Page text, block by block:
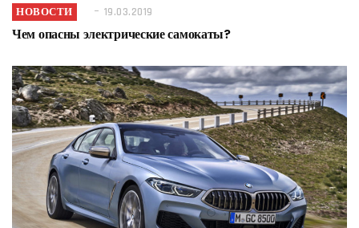
НОВОСТИ 19.03.2019
Чем опасны электрические самокаты?